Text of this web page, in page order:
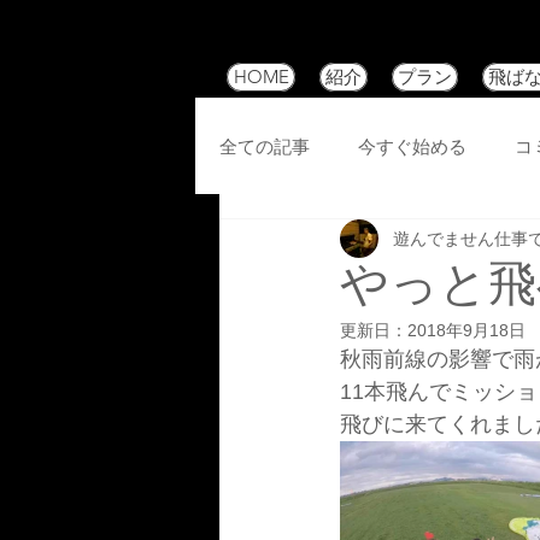
HOME 紹介 プラン 飛ば
全ての記事 今すぐ始める コ
やっと
遊んでません仕事
更新日： 2018年9月18日
秋雨前線の影響で
11本飛んでミッシ
飛びに来てくれま